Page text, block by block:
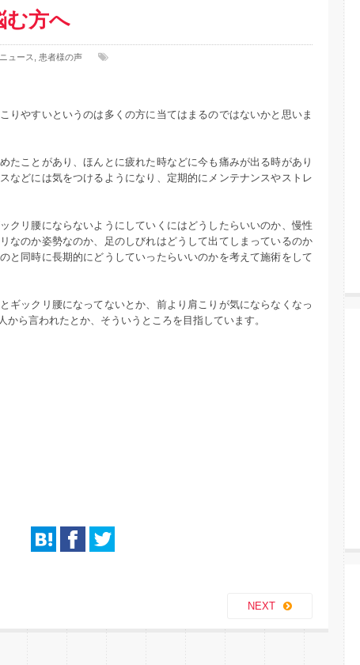
む方へ
ニュース 患者様の声
りやすいというのは多くの方に当てはまるのではないかと思いま
たことがあり、ほんとに疲れた時などに今も痛みが出る時があり
などには気をつけるようになり、定期的にメンテナンスやストレ
クリ腰にならないようにしていくにはどうしたらいいのか、慢性
なのか姿勢なのか、足のしびれはどうして出てしまっているのか
と同時に長期的にどうしていったらいいのかを考えて施術をして
ギックリ腰になってないとか、前より肩こりが気にならなくなっ
から言われたとか、そういうところを目指しています。
NEXT